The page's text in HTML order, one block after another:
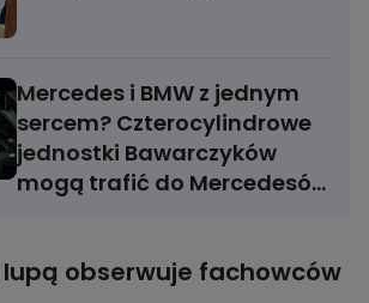
Mercedes i BMW z jednym
sercem? Czterocylindrowe
jednostki Bawarczyków
mogą trafić do Mercedesów
obserwuje fachowców